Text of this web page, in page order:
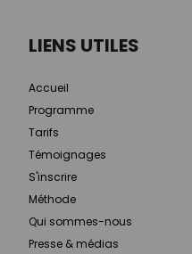
LIENS UTILES
Accueil
Programme
Tarifs
Témoignages
S'inscrire
Méthode
Qui sommes-nous
Presse & médias